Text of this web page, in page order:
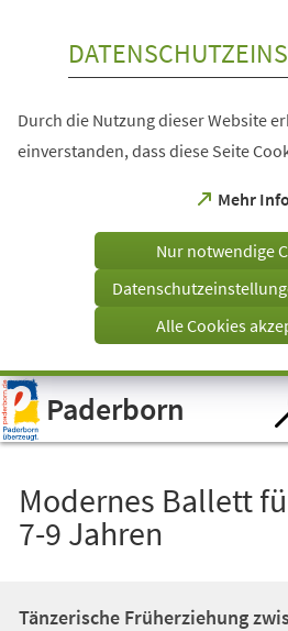
Visuelle
Assistenzsoftware
öffnen.
Durch die Nutzung dieser Website
einverstanden, dass diese Seite
Mehr
(Öffnet
einem
Tab)
Nur notwendige
Alle Cookies
Paderborn
Modernes Ballett
7-9 Jahren
Tänzerische Früherziehung